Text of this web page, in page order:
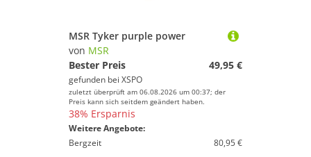
Geschlecht
MSR Tyker purple power
von MSR
Bester Preis
49,95 €
gefunden bei XSPO
zuletzt überprüft am 06.08.2026 um 00:37; der
Preis kann sich seitdem geändert haben.
38% Ersparnis
Weitere Angebote:
Bergzeit
80,95 €